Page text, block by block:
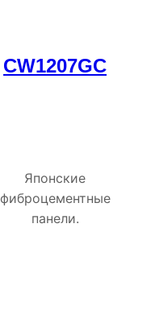
CW1207GC
Японские
фиброцементные
панели.